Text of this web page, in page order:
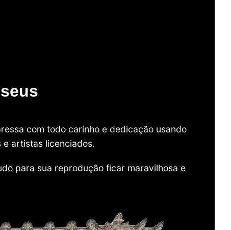
com todo carinho e dedicação usando
e artistas licenciados.
para sua reprodução ficar maravilhosa e